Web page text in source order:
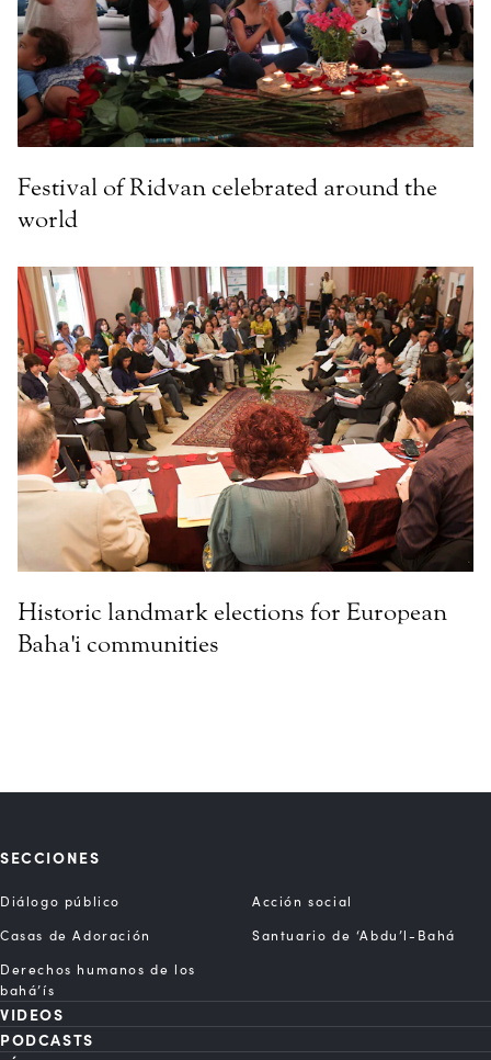
Festival of Ridvan celebrated around the
world
Historic landmark elections for European
Baha'i communities
SECCIONES
Diálogo público
Acción social
Casas de Adoración
Santuario de ‘Abdu’l-Bahá
Derechos humanos de los
bahá’ís
VIDEOS
PODCASTS